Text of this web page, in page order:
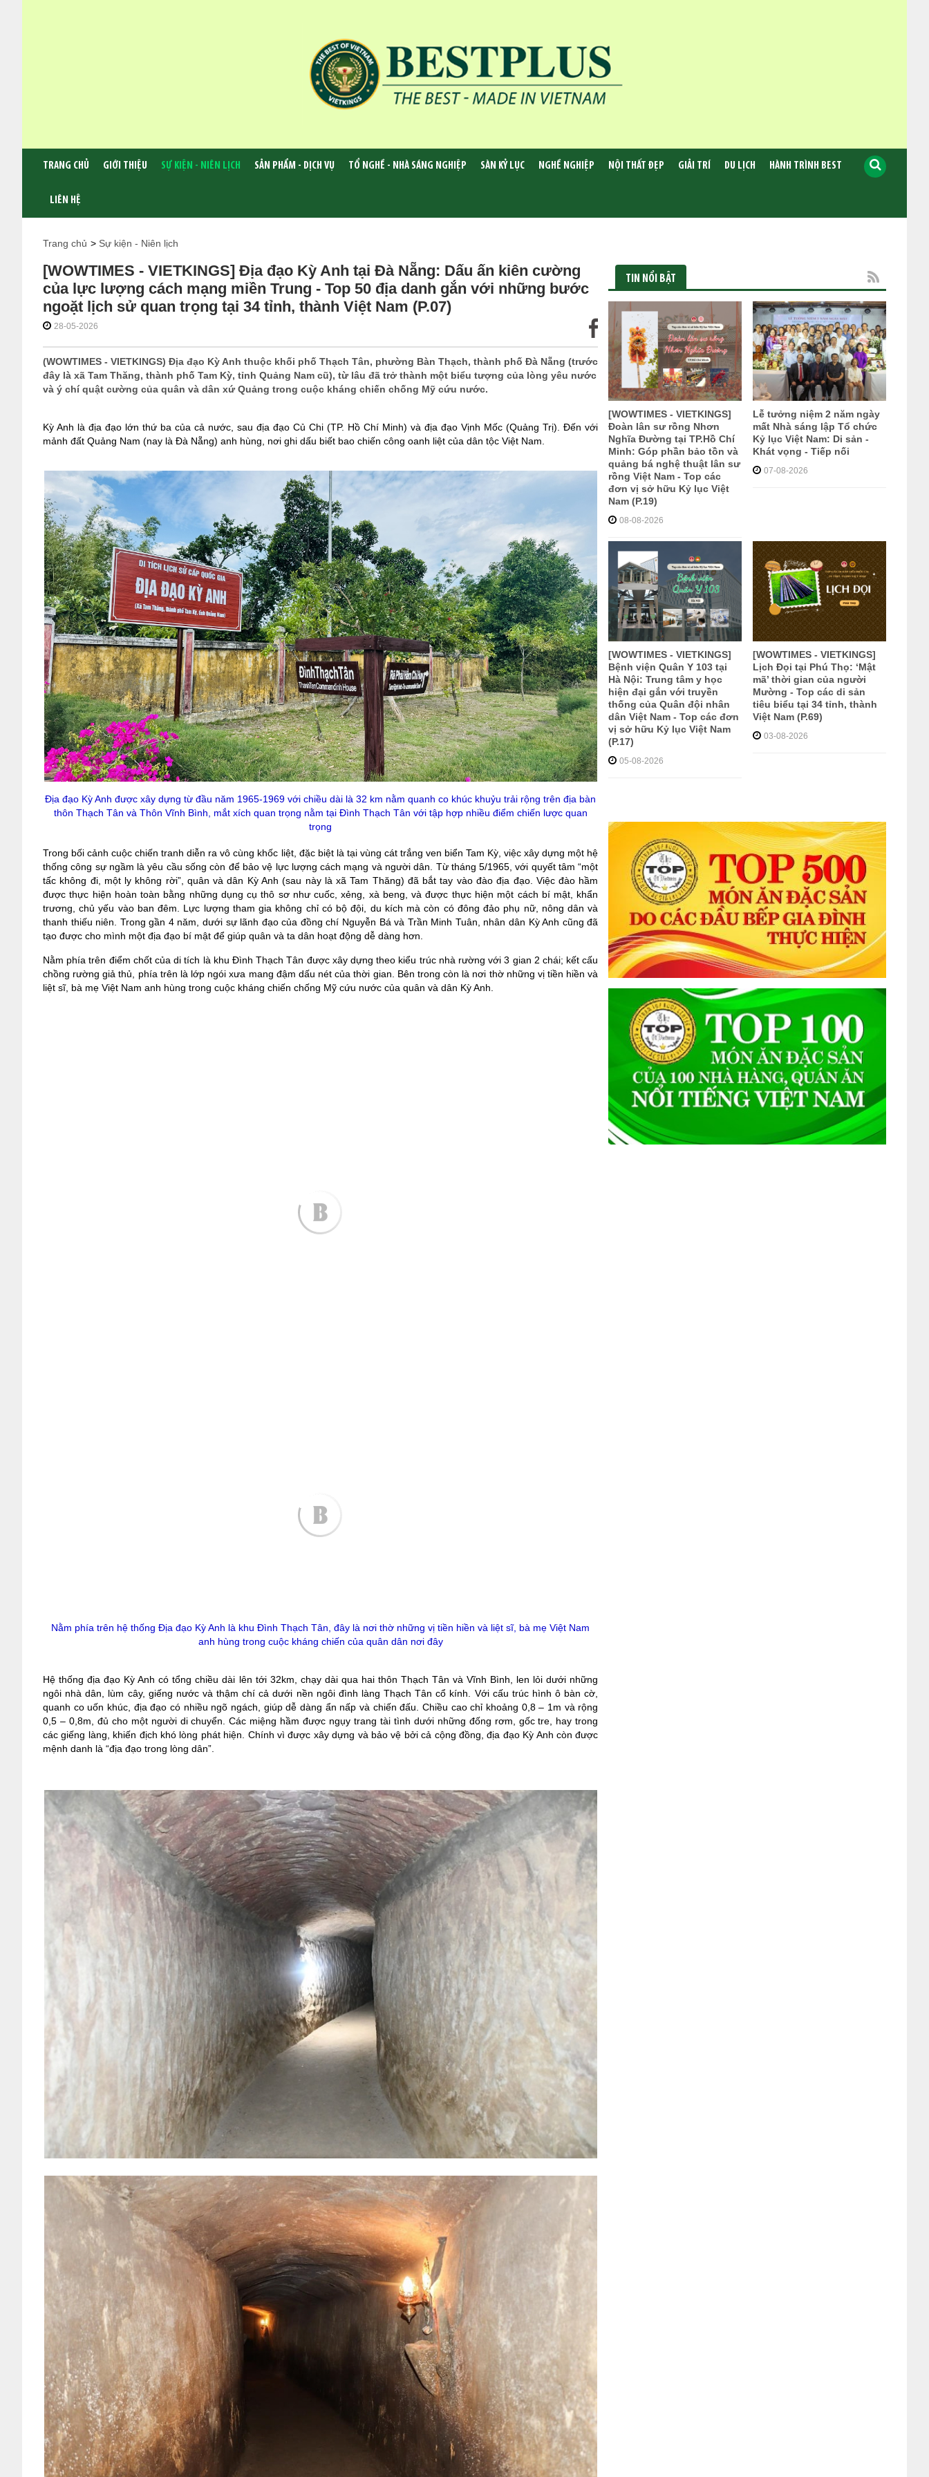
TRANG CHỦ GIỚI THIỆU SỰ KIỆN - NIÊN LỊCH SẢN PHẨM - DỊCH VỤ TỔ NGHỀ - NHÀ SÁNG NGHIỆP SÀN KỶ LỤC NGHỀ NGHIỆP NỘI THẤT ĐẸP GIẢI TRÍ DU LỊCH HÀNH TRÌNH BEST
LIÊN HỆ
Trang chủ > Sự kiện - Niên lịch
[WOWTIMES - VIETKINGS] Địa đạo Kỳ Anh tại Đà Nẵng: Dấu ấn kiên cường
của lực lượng cách mạng miền Trung - Top 50 địa danh gắn với những bước
ngoặt lịch sử quan trọng tại 34 tỉnh, thành Việt Nam (P.07)
28-05-2026
(WOWTIMES - VIETKINGS) Địa đạo Kỳ Anh thuộc khối phố Thạch Tân, phường Bàn Thạch, thành phố Đà Nẵng (trước
đây là xã Tam Thăng, thành phố Tam Kỳ, tỉnh Quảng Nam cũ), từ lâu đã trở thành một biểu tượng của lòng yêu nước
và ý chí quật cường của quân và dân xứ Quảng trong cuộc kháng chiến chống Mỹ cứu nước.
Kỳ Anh là địa đạo lớn thứ ba của cả nước, sau địa đạo Củ Chi (TP. Hồ Chí Minh) và địa đạo Vịnh Mốc (Quảng Trị). Đến với
mảnh đất Quảng Nam (nay là Đà Nẵng) anh hùng, nơi ghi dấu biết bao chiến công oanh liệt của dân tộc Việt Nam.
Địa đạo Kỳ Anh được xây dựng từ đầu năm 1965-1969 với chiều dài là 32 km nằm quanh co khúc khuỷu trải rộng trên địa bàn
thôn Thạch Tân và Thôn Vĩnh Bình, mắt xích quan trọng nằm tại Đình Thạch Tân với tập hợp nhiều điểm chiến lược quan
trọng
Trong bối cảnh cuộc chiến tranh diễn ra vô cùng khốc liệt, đặc biệt là tại vùng cát trắng ven biển Tam Kỳ, việc xây dựng một hệ
thống công sự ngầm là yêu cầu sống còn để bảo vệ lực lượng cách mạng và người dân. Từ tháng 5/1965, với quyết tâm “một
tấc không đi, một ly không rời”, quân và dân Kỳ Anh (sau này là xã Tam Thăng) đã bắt tay vào đào địa đạo. Việc đào hầm
được thực hiện hoàn toàn bằng những dụng cụ thô sơ như cuốc, xẻng, xà beng, và được thực hiện một cách bí mật, khẩn
trương, chủ yếu vào ban đêm. Lực lượng tham gia không chỉ có bộ đội, du kích mà còn có đông đảo phụ nữ, nông dân và
thanh thiếu niên. Trong gần 4 năm, dưới sự lãnh đạo của đồng chí Nguyễn Bá và Trần Minh Tuân, nhân dân Kỳ Anh cũng đã
tạo được cho mình một địa đạo bí mật để giúp quân và ta dân hoạt động dễ dàng hơn.
Nằm phía trên điểm chốt của di tích là khu Đình Thạch Tân được xây dựng theo kiểu trúc nhà rường với 3 gian 2 chái; kết cấu
chồng rường giả thủ, phía trên là lớp ngói xưa mang đậm dấu nét của thời gian. Bên trong còn là nơi thờ những vị tiền hiền và
liệt sĩ, bà mẹ Việt Nam anh hùng trong cuộc kháng chiến chống Mỹ cứu nước của quân và dân Kỳ Anh.
Nằm phía trên hệ thống Địa đạo Kỳ Anh là khu Đình Thạch Tân, đây là nơi thờ những vị tiền hiền và liệt sĩ, bà mẹ Việt Nam
anh hùng trong cuộc kháng chiến của quân dân nơi đây
Hệ thống địa đạo Kỳ Anh có tổng chiều dài lên tới 32km, chạy dài qua hai thôn Thạch Tân và Vĩnh Bình, len lỏi dưới những
ngôi nhà dân, lùm cây, giếng nước và thậm chí cả dưới nền ngôi đình làng Thạch Tân cổ kính. Với cấu trúc hình ô bàn cờ,
quanh co uốn khúc, địa đạo có nhiều ngõ ngách, giúp dễ dàng ẩn nấp và chiến đấu. Chiều cao chỉ khoảng 0,8 – 1m và rộng
0,5 – 0,8m, đủ cho một người di chuyển. Các miệng hầm được ngụy trang tài tình dưới những đống rơm, gốc tre, hay trong
các giếng làng, khiến địch khó lòng phát hiện. Chính vì được xây dựng và bảo vệ bởi cả cộng đồng, địa đạo Kỳ Anh còn được
mệnh danh là “địa đạo trong lòng dân”.
TIN NỔI BẬT
[WOWTIMES - VIETKINGS]
Đoàn lân sư rồng Nhơn
Nghĩa Đường tại TP.Hồ Chí
Minh: Góp phần bảo tồn và
quảng bá nghệ thuật lân sư
rồng Việt Nam - Top các
đơn vị sở hữu Kỷ lục Việt
Nam (P.19)
08-08-2026
Lễ tưởng niệm 2 năm ngày
mất Nhà sáng lập Tổ chức
Kỷ lục Việt Nam: Di sản -
Khát vọng - Tiếp nối
07-08-2026
[WOWTIMES - VIETKINGS]
Bệnh viện Quân Y 103 tại
Hà Nội: Trung tâm y học
hiện đại gắn với truyền
thống của Quân đội nhân
dân Việt Nam - Top các đơn
vị sở hữu Kỷ lục Việt Nam
(P.17)
05-08-2026
[WOWTIMES - VIETKINGS]
Lịch Đọi tại Phú Thọ: ‘Mật
mã’ thời gian của người
Mường - Top các di sản
tiêu biểu tại 34 tỉnh, thành
Việt Nam (P.69)
03-08-2026